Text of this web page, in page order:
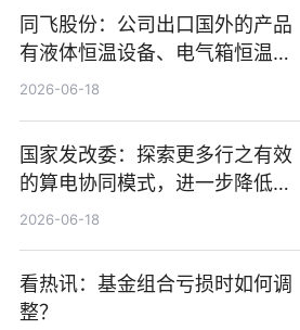
同飞股份：公司出口国外的产品
有液体恒温设备、电气箱恒温装
置、纯水冷却单元和特种换热器
2026-06-18
国家发改委：探索更多行之有效
的算电协同模式，进一步降低网
络传输时延_最资讯
2026-06-18
看热讯：基金组合亏损时如何调
整？